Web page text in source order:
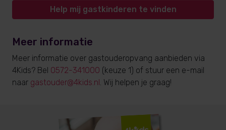
Help mij gastkinderen te vinden
Meer informatie
Meer informatie over gastouderopvang aanbieden via
4Kids? Bel 0572-341000 (keuze 1) of stuur een e-mail
naar gastouder@4kids.nl. Wij helpen je graag!